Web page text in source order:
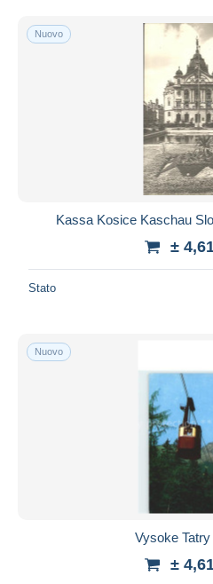
Bonifico bancario
Mastercard
Bancontact
Maestro
Residenza del venditore
Nuovo
Kassa Kosice Kaschau
±
Stato
Nuovo
Vysoke
±